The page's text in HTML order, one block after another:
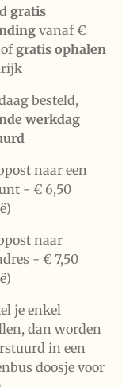
gratis
vanaf €
gratis ophalen
besteld,
werkdag
naar een
- € 6,50
naar
- € 7,50
je enkel
dan worden
in een
doosje voor